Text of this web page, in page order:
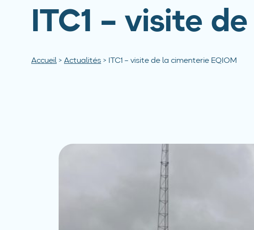
ITC1 – visite
Accueil > Actualités > ITC1 – visite de la cimenterie EQIOM